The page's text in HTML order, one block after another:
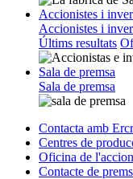
Accionistes i
Accionistes i
Últims resultats
Sala de premsa
Sala de premsa
Contacta amb
Centres de
Oficina de
Contacte de